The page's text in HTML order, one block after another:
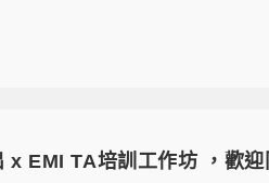
x EMI TA培訓工作坊 ，歡迎